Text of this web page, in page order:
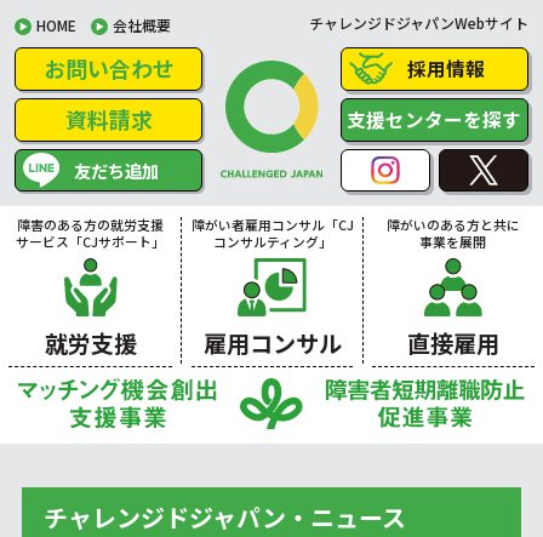
HOME 会社概要 チャレンジドジャパンWebサイト
お問い合わせ
資料請求
友だち追加
採用情報
支援センターを探す
障害のある方の就労支援
サービス「CJサポート」
就労支援
障がい者雇用コンサル「CJ
コンサルティング」
雇用コンサル
障がいのある方と共に
事業を展開
直接雇用
チャレンジドジャパン・ニュース